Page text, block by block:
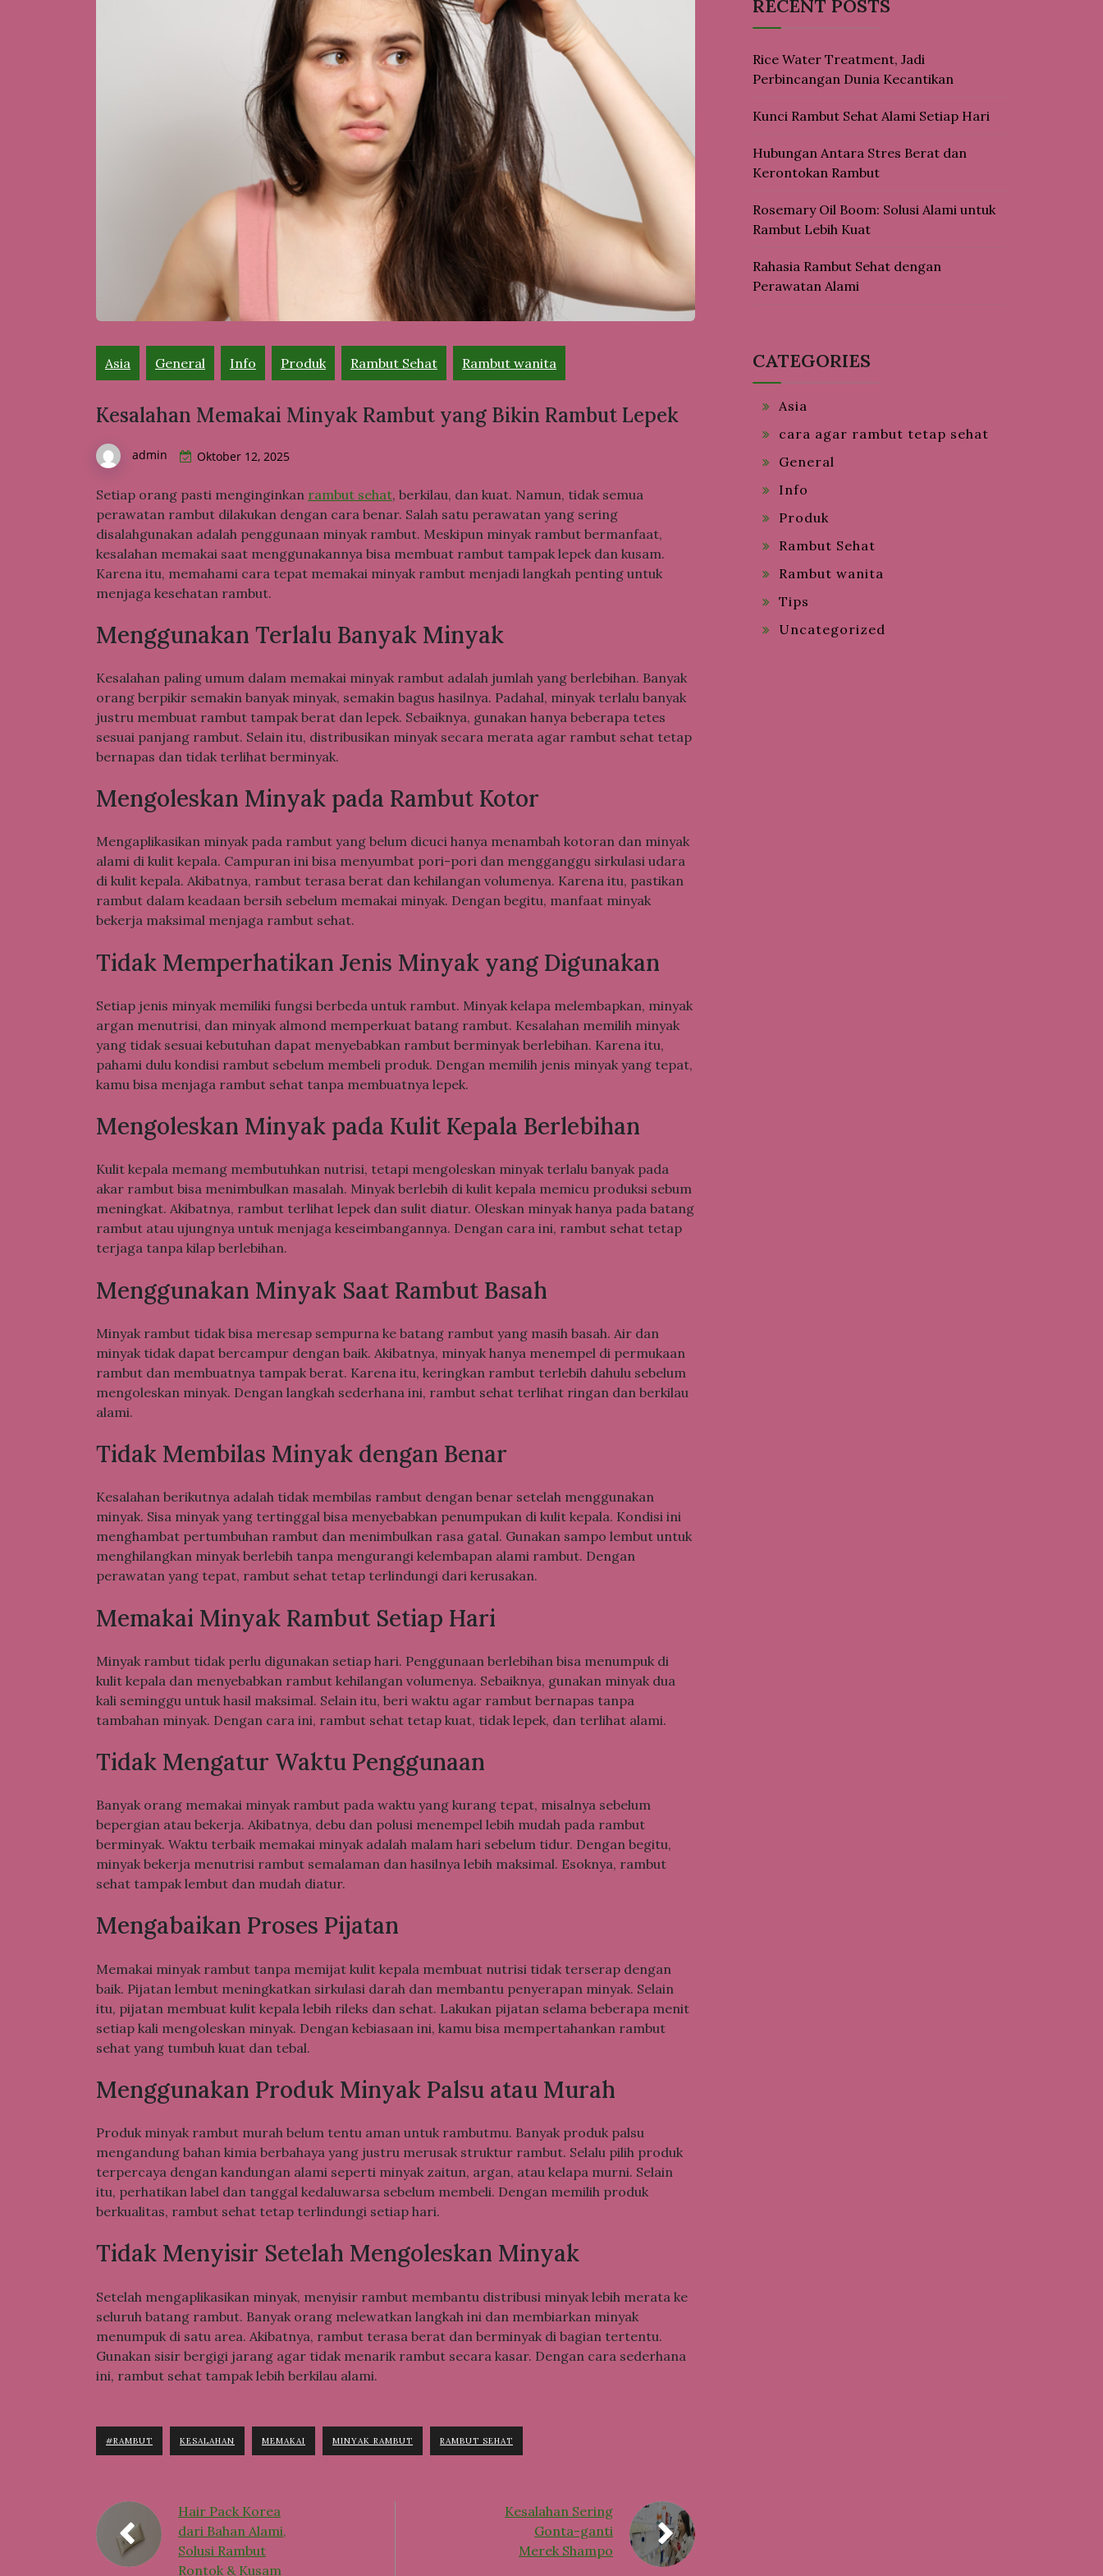
Asia General Info Produk Rambut Sehat Rambut wanita
Kesalahan Memakai Minyak Rambut yang Bikin Rambut Lepek
admin Oktober 12, 2025
Setiap orang pasti menginginkan rambut sehat, berkilau, dan kuat. Namun, tidak semua
perawatan rambut dilakukan dengan cara benar. Salah satu perawatan yang sering
disalahgunakan adalah penggunaan minyak rambut. Meskipun minyak rambut bermanfaat,
kesalahan memakai saat menggunakannya bisa membuat rambut tampak lepek dan kusam.
Karena itu, memahami cara tepat memakai minyak rambut menjadi langkah penting untuk
menjaga kesehatan rambut.
Menggunakan Terlalu Banyak Minyak
Kesalahan paling umum dalam memakai minyak rambut adalah jumlah yang berlebihan. Banyak
orang berpikir semakin banyak minyak, semakin bagus hasilnya. Padahal, minyak terlalu banyak
justru membuat rambut tampak berat dan lepek. Sebaiknya, gunakan hanya beberapa tetes
sesuai panjang rambut. Selain itu, distribusikan minyak secara merata agar rambut sehat tetap
bernapas dan tidak terlihat berminyak.
Mengoleskan Minyak pada Rambut Kotor
Mengaplikasikan minyak pada rambut yang belum dicuci hanya menambah kotoran dan minyak
alami di kulit kepala. Campuran ini bisa menyumbat pori-pori dan mengganggu sirkulasi udara
di kulit kepala. Akibatnya, rambut terasa berat dan kehilangan volumenya. Karena itu, pastikan
rambut dalam keadaan bersih sebelum memakai minyak. Dengan begitu, manfaat minyak
bekerja maksimal menjaga rambut sehat.
Tidak Memperhatikan Jenis Minyak yang Digunakan
Setiap jenis minyak memiliki fungsi berbeda untuk rambut. Minyak kelapa melembapkan, minyak
argan menutrisi, dan minyak almond memperkuat batang rambut. Kesalahan memilih minyak
yang tidak sesuai kebutuhan dapat menyebabkan rambut berminyak berlebihan. Karena itu,
pahami dulu kondisi rambut sebelum membeli produk. Dengan memilih jenis minyak yang tepat,
kamu bisa menjaga rambut sehat tanpa membuatnya lepek.
Mengoleskan Minyak pada Kulit Kepala Berlebihan
Kulit kepala memang membutuhkan nutrisi, tetapi mengoleskan minyak terlalu banyak pada
akar rambut bisa menimbulkan masalah. Minyak berlebih di kulit kepala memicu produksi sebum
meningkat. Akibatnya, rambut terlihat lepek dan sulit diatur. Oleskan minyak hanya pada batang
rambut atau ujungnya untuk menjaga keseimbangannya. Dengan cara ini, rambut sehat tetap
terjaga tanpa kilap berlebihan.
Menggunakan Minyak Saat Rambut Basah
Minyak rambut tidak bisa meresap sempurna ke batang rambut yang masih basah. Air dan
minyak tidak dapat bercampur dengan baik. Akibatnya, minyak hanya menempel di permukaan
rambut dan membuatnya tampak berat. Karena itu, keringkan rambut terlebih dahulu sebelum
mengoleskan minyak. Dengan langkah sederhana ini, rambut sehat terlihat ringan dan berkilau
alami.
Tidak Membilas Minyak dengan Benar
Kesalahan berikutnya adalah tidak membilas rambut dengan benar setelah menggunakan
minyak. Sisa minyak yang tertinggal bisa menyebabkan penumpukan di kulit kepala. Kondisi ini
menghambat pertumbuhan rambut dan menimbulkan rasa gatal. Gunakan sampo lembut untuk
menghilangkan minyak berlebih tanpa mengurangi kelembapan alami rambut. Dengan
perawatan yang tepat, rambut sehat tetap terlindungi dari kerusakan.
Memakai Minyak Rambut Setiap Hari
Minyak rambut tidak perlu digunakan setiap hari. Penggunaan berlebihan bisa menumpuk di
kulit kepala dan menyebabkan rambut kehilangan volumenya. Sebaiknya, gunakan minyak dua
kali seminggu untuk hasil maksimal. Selain itu, beri waktu agar rambut bernapas tanpa
tambahan minyak. Dengan cara ini, rambut sehat tetap kuat, tidak lepek, dan terlihat alami.
Tidak Mengatur Waktu Penggunaan
Banyak orang memakai minyak rambut pada waktu yang kurang tepat, misalnya sebelum
bepergian atau bekerja. Akibatnya, debu dan polusi menempel lebih mudah pada rambut
berminyak. Waktu terbaik memakai minyak adalah malam hari sebelum tidur. Dengan begitu,
minyak bekerja menutrisi rambut semalaman dan hasilnya lebih maksimal. Esoknya, rambut
sehat tampak lembut dan mudah diatur.
Mengabaikan Proses Pijatan
Memakai minyak rambut tanpa memijat kulit kepala membuat nutrisi tidak terserap dengan
baik. Pijatan lembut meningkatkan sirkulasi darah dan membantu penyerapan minyak. Selain
itu, pijatan membuat kulit kepala lebih rileks dan sehat. Lakukan pijatan selama beberapa menit
setiap kali mengoleskan minyak. Dengan kebiasaan ini, kamu bisa mempertahankan rambut
sehat yang tumbuh kuat dan tebal.
Menggunakan Produk Minyak Palsu atau Murah
Produk minyak rambut murah belum tentu aman untuk rambutmu. Banyak produk palsu
mengandung bahan kimia berbahaya yang justru merusak struktur rambut. Selalu pilih produk
terpercaya dengan kandungan alami seperti minyak zaitun, argan, atau kelapa murni. Selain
itu, perhatikan label dan tanggal kedaluwarsa sebelum membeli. Dengan memilih produk
berkualitas, rambut sehat tetap terlindungi setiap hari.
Tidak Menyisir Setelah Mengoleskan Minyak
Setelah mengaplikasikan minyak, menyisir rambut membantu distribusi minyak lebih merata ke
seluruh batang rambut. Banyak orang melewatkan langkah ini dan membiarkan minyak
menumpuk di satu area. Akibatnya, rambut terasa berat dan berminyak di bagian tertentu.
Gunakan sisir bergigi jarang agar tidak menarik rambut secara kasar. Dengan cara sederhana
ini, rambut sehat tampak lebih berkilau alami.
#RAMBUT KESALAHAN MEMAKAI MINYAK RAMBUT RAMBUT SEHAT
Hair Pack Korea
dari Bahan Alami,
Solusi Rambut
Rontok & Kusam
Kesalahan Sering
Gonta-ganti
Merek Shampo
RECENT POSTS
Rice Water Treatment, Jadi
Perbincangan Dunia Kecantikan
Kunci Rambut Sehat Alami Setiap Hari
Hubungan Antara Stres Berat dan
Kerontokan Rambut
Rosemary Oil Boom: Solusi Alami untuk
Rambut Lebih Kuat
Rahasia Rambut Sehat dengan
Perawatan Alami
CATEGORIES
Asia
cara agar rambut tetap sehat
General
Info
Produk
Rambut Sehat
Rambut wanita
Tips
Uncategorized